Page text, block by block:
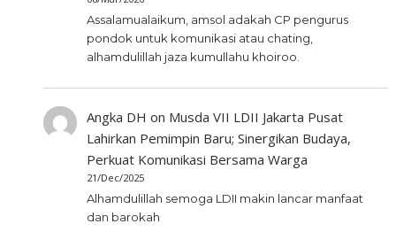
Assalamualaikum, amsol adakah CP pengurus
pondok untuk komunikasi atau chating,
alhamdulillah jaza kumullahu khoiroo.
Angka DH on Musda VII LDII Jakarta Pusat
Lahirkan Pemimpin Baru; Sinergikan Budaya,
Perkuat Komunikasi Bersama Warga
21/Dec/2025
Alhamdulillah semoga LDII makin lancar manfaat
dan barokah